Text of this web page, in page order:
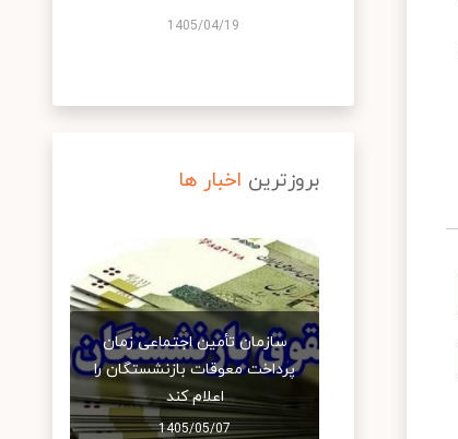
1405/04/19
بروزترین اخبار ها
سازمان تأمین اجتماعی زمان
پرداخت معوقات بازنشستگان را
اعلام کند
1405/05/07